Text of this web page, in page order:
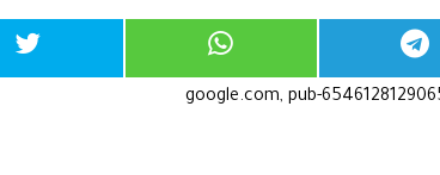
google.com, pub-